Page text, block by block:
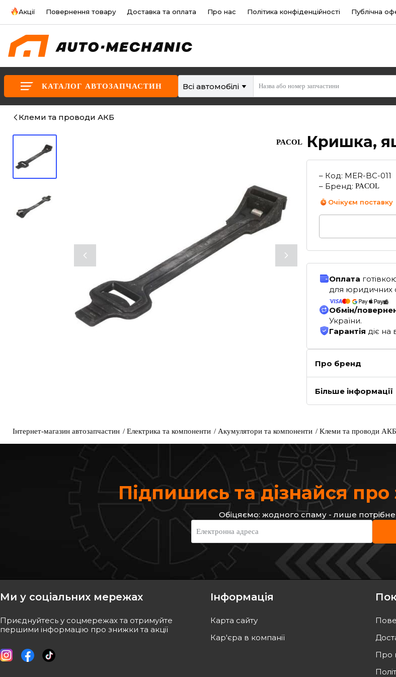
Акції Повернення товару Доставка та оплата Про нас Політика конфіденційності Публічна
КАТАЛОГ АВТОЗАПЧАСТИН Всі автомобілі
Клеми та проводи АКБ
PACOL Кришка,
– Код: MER-BC-011
– Бренд: PACOL
Очікуєм поставку
Оплата
для юридичних
Обмін/
України.
Гарантія діє на
Про бренд
Більше інформації
Інтернет-магазин автозапчастин Електрика та компоненти Акумулятори та компоненти Клеми та проводи АКБ
Підпишись та дізнайся
Обіцяємо: жодного спаму - лише потрібне
Електронна адреса
Ми у соціальних мережах
Приєднуйтесь у соцмережах та отримуйте
першими інформацію про знижки та акції
Інформація
Карта сайту
Кар'єра в компанії
Про